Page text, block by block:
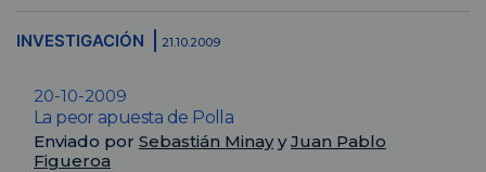
INVESTIGACIÓN 21.10.2009
20-10-2009
La peor apuesta de Polla
Enviado por Sebastián MinayyJuan Pablo
Figueroa